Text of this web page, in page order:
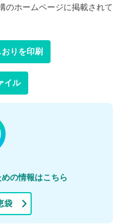
のホームページに掲載されて
りを印刷
イル
の情報はこちら
袋